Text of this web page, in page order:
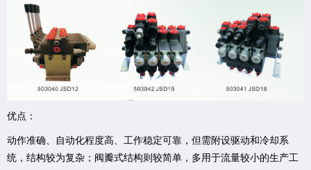
优点：
动作准确、自动化程度高、工作稳定可靠，但需附设驱动和冷却系
统，结构较为复杂；阀瓣式结构则较简单，多用于流量较小的生产工